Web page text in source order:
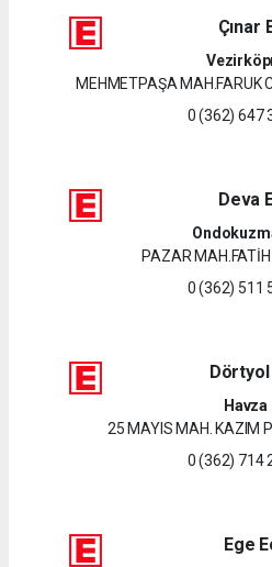
Çınar
MEHMETPAŞA MAH.FARUK
0 (362) 647
Deva
PAZAR MAH.FATİH
0 (362) 511
Havza
25 MAYIS MAH. KAZIM
0 (362) 714
Ege